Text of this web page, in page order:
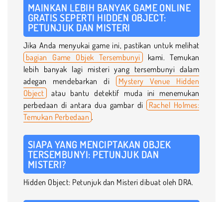
MAINKAN LEBIH BANYAK GAME ONLINE
GRATIS SEPERTI HIDDEN OBJECT:
PETUNJUK DAN MISTERI
Jika Anda menyukai game ini, pastikan untuk melihat
bagian Game Objek Tersembunyi kami. Temukan
lebih banyak lagi misteri yang tersembunyi dalam
adegan mendebarkan di
Mystery Venue Hidden
Object atau bantu detektif muda ini menemukan
perbedaan di antara dua gambar di Rachel Holmes:
Temukan Perbedaan .
SIAPA YANG MENCIPTAKAN OBJEK
TERSEMBUNYI: PETUNJUK DAN
MISTERI?
Hidden Object: Petunjuk dan Misteri dibuat oleh DRA.